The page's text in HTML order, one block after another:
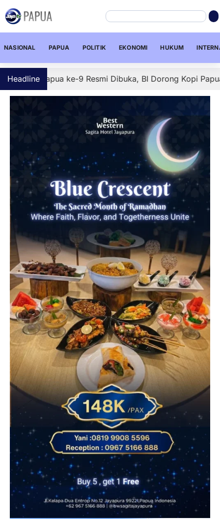
NASIONAL PAPUA POLITIK EKONOMI HUKUM
Headlineke-9 Resmi Dibuka, BI Dorong Kopi Papua Tembus